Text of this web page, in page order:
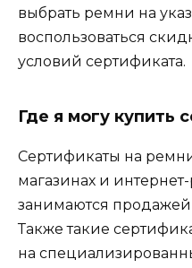
выбрать ремни на
воспользоваться
условий сертификата.
Где я могу купить
Сертификаты на
магазинах и
занимаются
Также такие
на